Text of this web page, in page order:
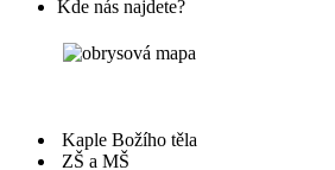
Kde nás najdete?
Kaple Božího těla
ZŠ a MŠ